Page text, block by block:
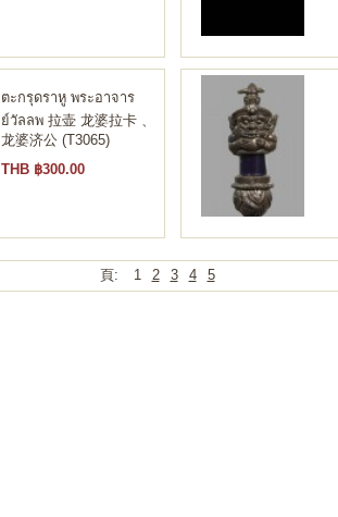
ตะกรุดราหู พระอาจาร
ย์วัลลพ 拉壶 龙婆拉卡 、
龙婆济公 (T3065)
THB ฿300.00
頁: 1 2 3 4 5